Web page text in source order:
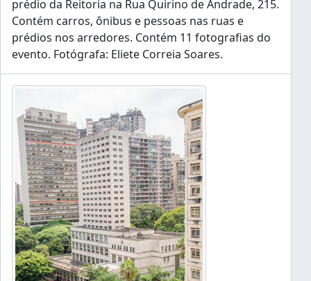
prédio da Reitoria na Rua Quirino de Andrade, 215.
Contém carros, ônibus e pessoas nas ruas e
prédios nos arredores. Contém 11 fotografias do
evento. Fotógrafa: Eliete Correia Soares.